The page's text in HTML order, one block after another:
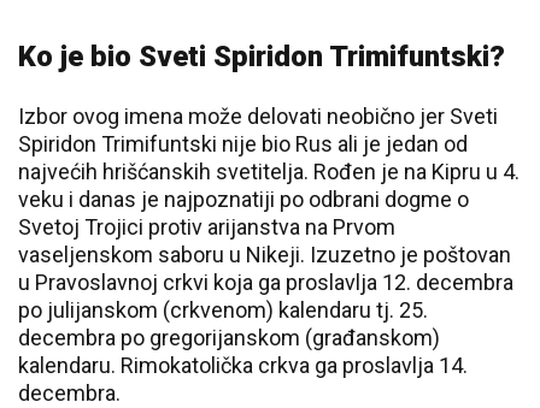
Ko je bio Sveti Spiridon Trimifuntski?
Izbor ovog imena može delovati neobično jer Sveti
Spiridon Trimifuntski nije bio Rus ali je jedan od
najvećih hrišćanskih svetitelja. Rođen je na Kipru u 4.
veku i danas je najpoznatiji po odbrani dogme o
Svetoj Trojici protiv arijanstva na Prvom
vaseljenskom saboru u Nikeji. Izuzetno je poštovan
u Pravoslavnoj crkvi koja ga proslavlja 12. decembra
po julijanskom (crkvenom) kalendaru tj. 25.
decembra po gregorijanskom (građanskom)
kalendaru. Rimokatolička crkva ga proslavlja 14.
decembra.